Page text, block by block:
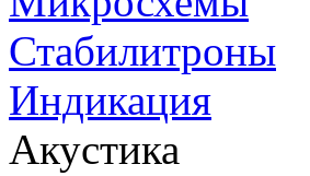
Стабилитроны
Индикация
Акустика